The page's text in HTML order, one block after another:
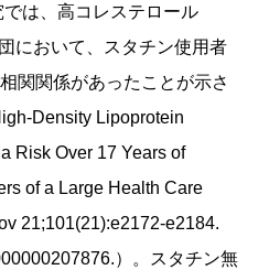
は、高コレステロール
において、スタチン使用者
関関係があったことが示さ
Density Lipoprotein
Risk Over 17 Years of
of a Large Health Care
21;101(21):e2172-e2184.
）。スタチン無